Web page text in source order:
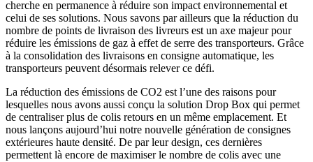
cherche en permanence à réduire son impact environnemental et
celui de ses solutions. Nous savons par ailleurs que la réduction du
nombre de points de livraison des livreurs est un axe majeur pour
réduire les émissions de gaz à effet de serre des transporteurs. Grâce
à la consolidation des livraisons en consigne automatique, les
transporteurs peuvent désormais relever ce défi.
La réduction des émissions de CO2 est l’une des raisons pour
lesquelles nous avons aussi conçu la solution Drop Box qui permet
de centraliser plus de colis retours en un même emplacement. Et
nous lançons aujourd’hui notre nouvelle génération de consignes
extérieures haute densité. De par leur design, ces dernières
permettent là encore de maximiser le nombre de colis avec une